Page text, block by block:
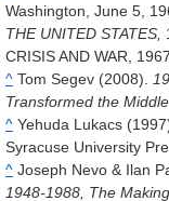
Washington, June 5,
THE UNITED STATES,
CRISIS AND WAR,
^ Tom Segev (2008).
Transformed the
^ Yehuda Lukacs
Syracuse University
^ Joseph Nevo & Ilan
1948-1988, The